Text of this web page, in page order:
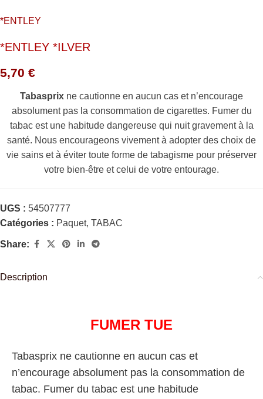
*ENTLEY
*ENTLEY *ILVER
5,70 €
Tabasprix ne cautionne en aucun cas et n’encourage
absolument pas la consommation de cigarettes. Fumer du
tabac est une habitude dangereuse qui nuit gravement à la
santé. Nous encourageons vivement à adopter des choix de
vie sains et à éviter toute forme de tabagisme pour préserver
votre bien-être et celui de votre entourage.
UGS : 54507777
Catégories : Paquet, TABAC
Share:
Description
FUMER TUE
Tabasprix ne cautionne en aucun cas et
n’encourage absolument pas la consommation de
tabac. Fumer du tabac est une habitude